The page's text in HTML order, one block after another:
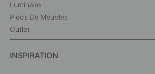
Luminaire
Pieds De Meubles
Outlet
INSPIRATION